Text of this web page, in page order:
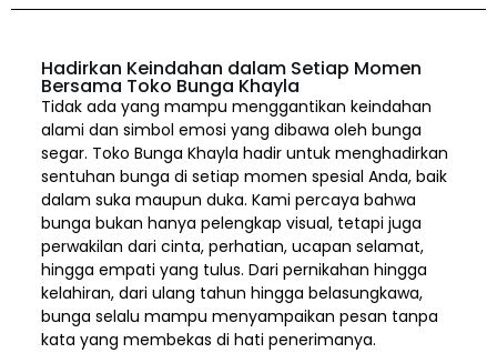
Hadirkan Keindahan dalam Setiap Momen
Bersama Toko Bunga Khayla
Tidak ada yang mampu menggantikan keindahan
alami dan simbol emosi yang dibawa oleh bunga
segar. Toko Bunga Khayla hadir untuk menghadirkan
sentuhan bunga di setiap momen spesial Anda, baik
dalam suka maupun duka. Kami percaya bahwa
bunga bukan hanya pelengkap visual, tetapi juga
perwakilan dari cinta, perhatian, ucapan selamat,
hingga empati yang tulus. Dari pernikahan hingga
kelahiran, dari ulang tahun hingga belasungkawa,
bunga selalu mampu menyampaikan pesan tanpa
kata yang membekas di hati penerimanya.